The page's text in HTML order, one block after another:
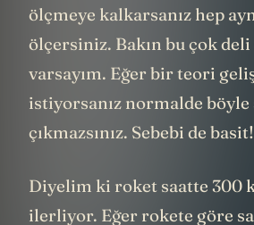
hangi hızda giderseniz gidin,
ölçmeye kalkarsanız hep
ölçersiniz. Bakın bu çok deli
varsayım. Eğer bir teori
istiyorsanız normalde böyle
Diyelim ki roket saatte 300